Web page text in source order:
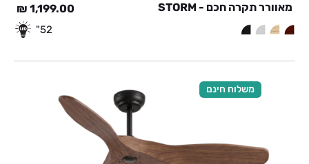
מאוורר תקרה חכם - STORM 1,199.00
₪
52"
משלוח חינם